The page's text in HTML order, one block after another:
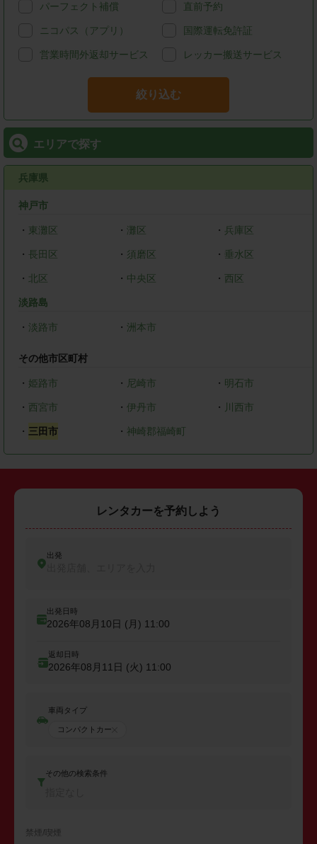
パーフェクト補償 直前予約
ニコパス（アプリ） 国際運転免許証
営業時間外返却サービス レッカー搬送サービス
絞り込む
エリアで探す
兵庫県
神戸市
・ 東灘区 ・ 灘区 ・ 兵庫区
・ 長田区 ・ 須磨区 ・ 垂水区
・ 北区 ・ 中央区 ・ 西区
淡路島
・ 淡路市 ・ 洲本市
その他市区町村
・ 姫路市 ・ 尼崎市 ・ 明石市
・ 西宮市 ・ 伊丹市 ・ 川西市
・ 三田市 ・ 神崎郡福崎町
レンタカーを予約しよう
出発
出発日時
2026年08月10日 (月) 11:00
返却日時
2026年08月11日 (火) 11:00
車両タイプ
コンパクトカー
その他の検索条件
禁煙/喫煙